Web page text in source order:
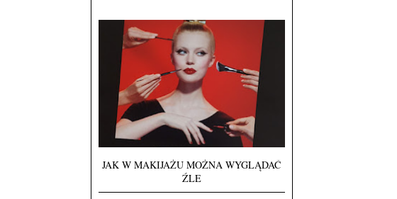
JAK W MAKIJAŻU MOŻNA WYGLĄDAĆ
ŹLE